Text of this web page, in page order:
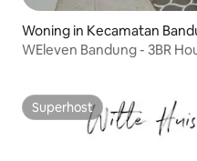
Woning in Kecamatan
WEleven Bandung - 3BR
Superhost
Superhost